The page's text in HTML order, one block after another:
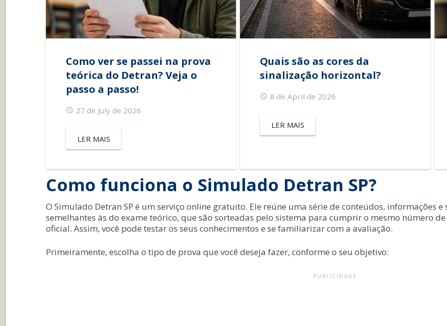
Como ver se passei na prova
teórica do Detran? Veja o
passo a passo!
27 de July de 2026
LER MAIS
Quais são as cores da
sinalização horizontal?
8 de April de 2026
LER MAIS
Como funciona o Simulado Detran SP?
O Simulado Detran SP é um serviço online gratuito. Ele reúne uma série de conteúdos, informações
semelhantes às do exame teórico, que são sorteadas pelo sistema para cumprir o mesmo número
oficial. Assim, você pode testar os seus conhecimentos e se familiarizar com a avaliação.
Primeiramente, escolha o tipo de prova que você deseja fazer, conforme o seu objetivo:
PUBLICIDADE